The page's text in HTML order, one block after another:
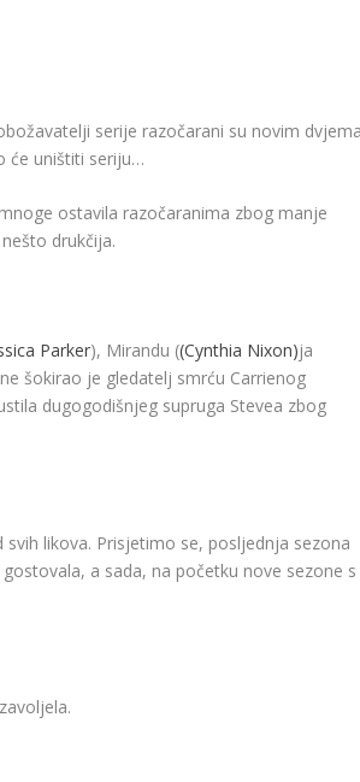
serije razočarani su novim
će uništiti seriju…
mnoge ostavila razočaranima zbog manje
drukčija.
Parker), Mirandu ((Cynthia Nixon)ja
šokirao je gledatelj smrću Carrienog
dugogodišnjeg supruga Stevea zbog
likova. Prisjetimo se, posljednja sezona
a sada, na početku nove sezone s